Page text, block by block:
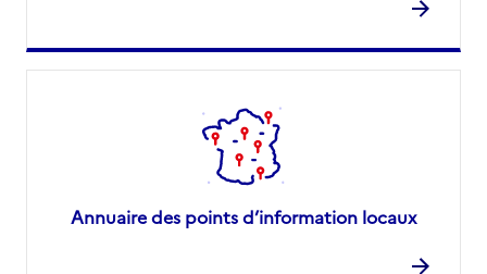
Annuaire des points d’information locaux